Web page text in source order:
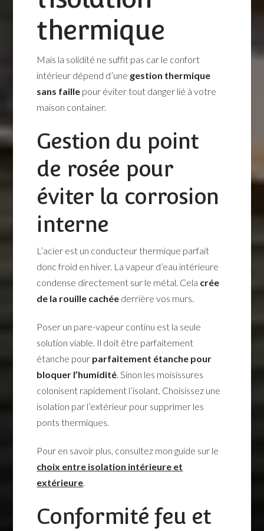
thermique
Mais la solidité ne suffit pas car le confort
intérieur dépend d’une gestion thermique
sans faille pour éviter tout danger lié à votre
maison container.
Gestion du point
de rosée pour
éviter la corrosion
interne
L’acier est un conducteur thermique parfait
donc froid en hiver. La vapeur d’eau intérieure
condense directement sur le métal. Cela crée
de la rouille cachée derrière vos murs.
Poser un pare-vapeur continu est la seule
solution viable. Il doit être parfaitement
étanche pour parfaitement étanche pour
bloquer l’humidité. Sinon les moisissures
colonisent rapidement l’isolant. Choisissez une
isolation par l’extérieur pour supprimer les
ponts thermiques.
Pour en savoir plus, consultez mon guide sur le
choix entre isolation intérieure et
extérieure.
Conformité feu et